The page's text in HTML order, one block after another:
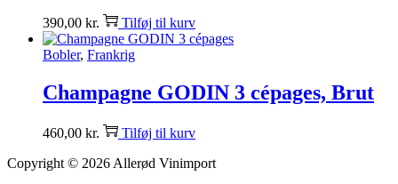
390,00 kr. Tilføj til kurv
Bobler, Frankrig
Champagne GODIN 3 cépages, Brut
460,00 kr.
Tilføj til kurv
Copyright © 2026 Allerød Vinimport